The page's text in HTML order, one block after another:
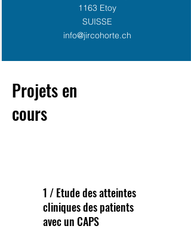
1163 Etoy
SUISSE
info@jircohorte.ch
Projets en
cours
1 / Etude des atteintes
cliniques des patients
avec un CAPS